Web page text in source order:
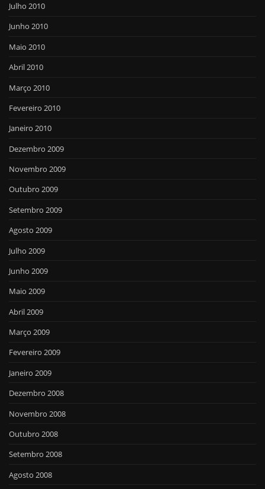
Julho 2010
Junho 2010
Maio 2010
Abril 2010
Março 2010
Fevereiro 2010
Janeiro 2010
Dezembro 2009
Novembro 2009
Outubro 2009
Setembro 2009
Agosto 2009
Julho 2009
Junho 2009
Maio 2009
Abril 2009
Março 2009
Fevereiro 2009
Janeiro 2009
Dezembro 2008
Novembro 2008
Outubro 2008
Setembro 2008
Agosto 2008